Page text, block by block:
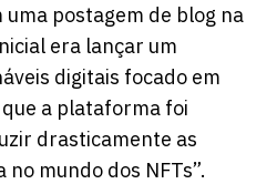
uma postagem de blog na
era lançar um
​​digitais focado em
a plataforma foi
drasticamente as
mundo dos NFTs”.